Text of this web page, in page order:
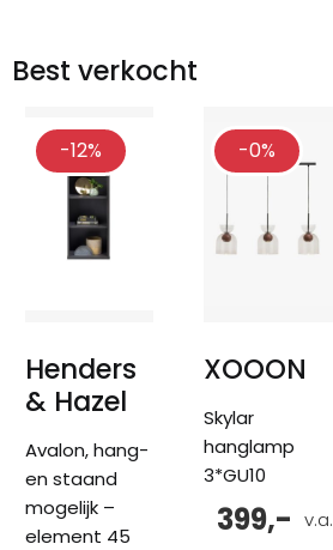
Best verkocht
-12%
Henders
& Hazel
Avalon, hang-
en staand
mogelijk –
element 45
-0%
XOOON
Skylar
hanglamp
3*GU10
v.a.
399,-